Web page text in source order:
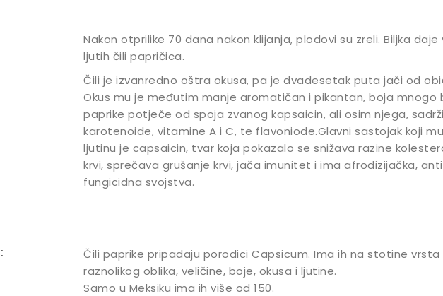
Nakon otprilike 70 dana nakon klijanja, plodovi su zreli. Biljka daje
ljutih čili papričica.
Čili je izvanredno oštra okusa, pa je dvadesetak puta jači od
Okus mu je međutim manje aromatičan i pikantan, boja mnogo
paprike potječe od spoja zvanog kapsaicin, ali osim njega,
karotenoide, vitamine A i C, te flavoniode.Glavni sastojak koji
ljutinu je capsaicin, tvar koja pokazalo se snižava razine
krvi, sprečava grušanje krvi, jača imunitet i ima afrodizijačka,
fungicidna svojstva.
Čili paprike pripadaju porodici Capsicum. Ima ih na stotine
raznolikog oblika, veličine, boje, okusa i ljutine.
Samo u Meksiku ima ih više od 150.